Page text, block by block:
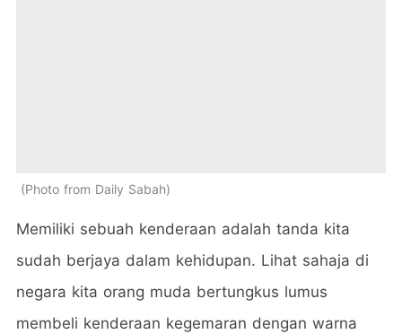
Photo from Daily Sabah
Memiliki sebuah kenderaan adalah tanda kita
sudah berjaya dalam kehidupan. Lihat sahaja di
negara kita orang muda bertungkus lumus
membeli kenderaan kegemaran dengan warna